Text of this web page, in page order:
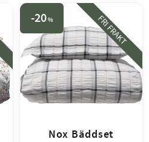
Nox Bäddset
20% FRI FRAKT